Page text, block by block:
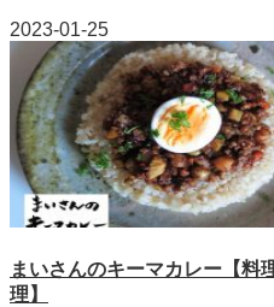
2023-01-25
まいさんのキーマカレー【料
理】